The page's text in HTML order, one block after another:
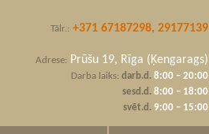
Tālr.: +371 67187298, 29177139
Adrese: Prūšu 19, Rīga (Ķengarags)
Darba laiks: darb.d. 8:00 – 20:00
sesd.d. 8:00 – 18:00
svēt.d. 9:00 – 15:00